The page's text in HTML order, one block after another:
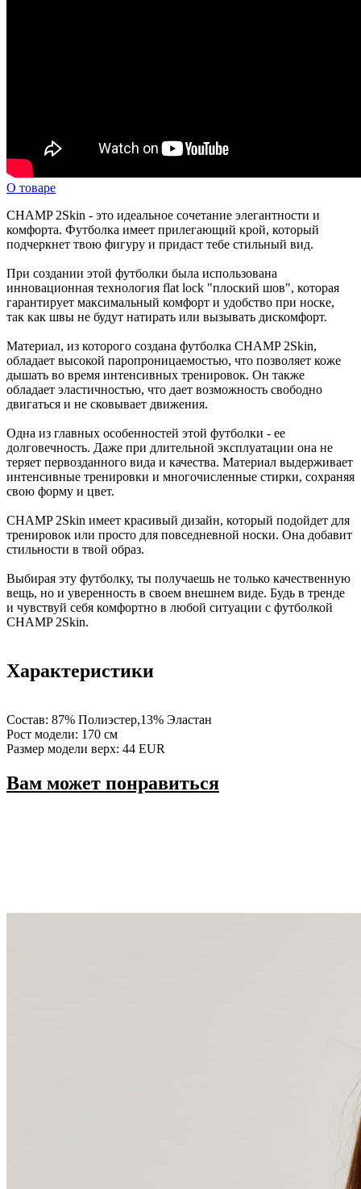
О товаре
CHAMP 2Skin - это идеальное сочетание элегантности и
комфорта. Футболка имеет прилегающий крой, который
подчеркнет твою фигуру и придаст тебе стильный вид.
При создании этой футболки была использована
инновационная технология flat lock "плоский шов", которая
гарантирует максимальный комфорт и удобство при носке,
так как швы не будут натирать или вызывать дискомфорт.
Материал, из которого создана футболка CHAMP 2Skin,
обладает высокой паропроницаемостью, что позволяет коже
дышать во время интенсивных тренировок. Он также
обладает эластичностью, что дает возможность свободно
двигаться и не сковывает движения.
Одна из главных особенностей этой футболки - ее
долговечность. Даже при длительной эксплуатации она не
теряет первозданного вида и качества. Материал выдерживает
интенсивные тренировки и многочисленные стирки, сохраняя
свою форму и цвет.
CHAMP 2Skin имеет красивый дизайн, который подойдет для
тренировок или просто для повседневной носки. Она добавит
стильности в твой образ.
Выбирая эту футболку, ты получаешь не только качественную
вещь, но и уверенность в своем внешнем виде. Будь в тренде
и чувствуй себя комфортно в любой ситуации с футболкой
CHAMP 2Skin.
Характеристики
Состав: 87% Полиэстер,13% Эластан
Рост модели: 170 см
Размер модели верх: 44 EUR
Вам может понравиться